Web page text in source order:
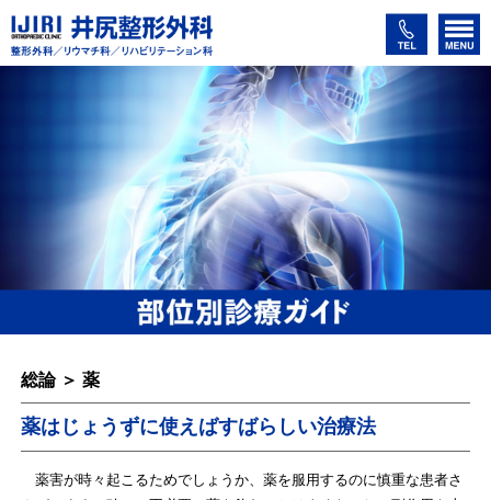
総論 ＞ 薬
薬はじょうずに使えばすばらしい治療法
薬害が時々起こるためでしょうか、薬を服用するのに慎重な患者さ